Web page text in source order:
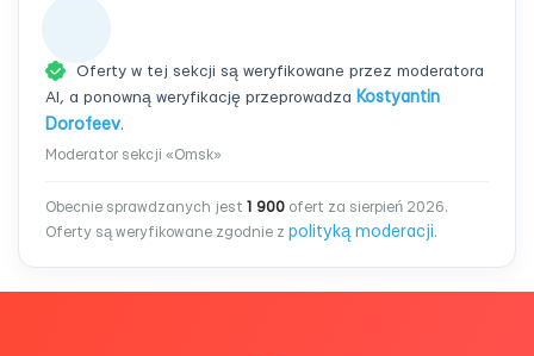
Oferty w tej sekcji są weryfikowane przez moderatora
AI, a ponowną weryfikację przeprowadza Kostyantin
Dorofeev.
Moderator sekcji «Omsk»
Obecnie sprawdzanych jest 1 900 ofert za sierpień 2026.
Oferty są weryfikowane zgodnie z polityką moderacji.